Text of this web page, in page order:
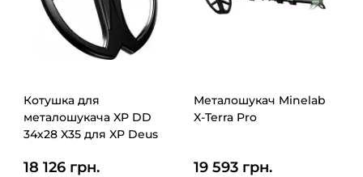
Котушка для
металошукача XP DD
34х28 X35 для XP Deus
18 126 грн.
Металошукач Minelab
X-Terra Pro
19 593 грн.